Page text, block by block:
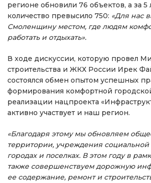
регионе обновили 76 объектов, а за 5
количество превысило 750: «Для нас
Смоленщину местом, где людям
работать и отдыхать».
В ходе дискуссии, которую провел
строительства и ЖКХ России Ирек
состоялся обмен опытом успешных
формирования комфортной
реализации нацпроекта
активно участвует и наш регион.
«Благодаря этому мы обновляем
территории, учреждения
городах и поселках. В этом году в
также совершенствуем дорожную
ее содержание, ремонт и